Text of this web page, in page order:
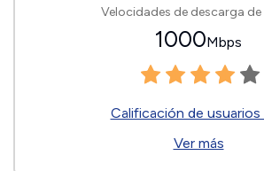
Velocidades de descarga
1000Mbps
Calificación de usuarios
Ver más